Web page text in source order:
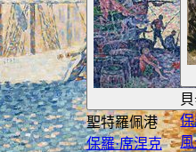
查看詳情
查看詳情
聖特羅佩港
保羅·席涅克